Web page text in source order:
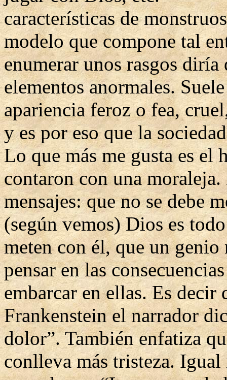
características de
modelo que compone tal
enumerar unos rasgos
elementos anormales.
apariencia feroz o fea,
y es por eso que la
Lo que más me gusta es el
contaron con una
mensajes: que no se debe
(según vemos) Dios es
meten con él, que un
pensar en las
embarcar en ellas. Es
Frankenstein el narrador
dolor”. También enfatiza
conlleva más tristeza. Igual